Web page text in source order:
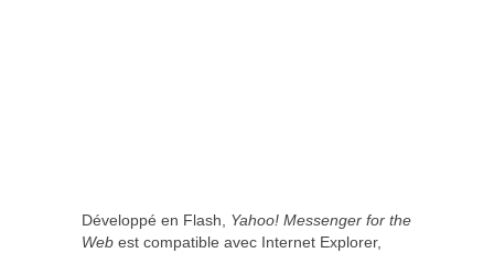
Développé en Flash, Yahoo! Messenger for the
Web est compatible avec Internet Explorer,